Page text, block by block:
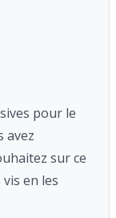
pour le
avez
sur ce
en les